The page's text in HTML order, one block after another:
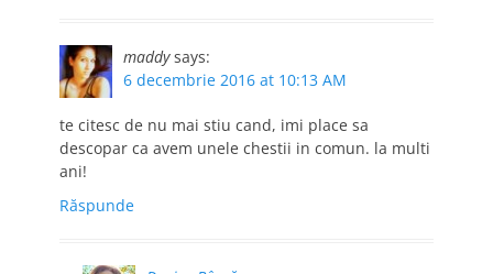
maddy says:
6 decembrie 2016 at 10:13 AM
te citesc de nu mai stiu cand, imi place sa
descopar ca avem unele chestii in comun. la multi
ani!
Răspunde